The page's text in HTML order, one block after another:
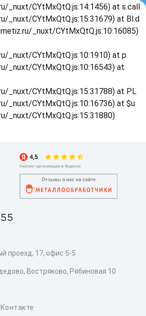
_nuxt/CYtMxQtQ.js:14:1456) at s.call
_nuxt/CYtMxQtQ.js:15:31679) at Bl.d
_nuxt/CYtMxQtQ.js:10:16085)
_nuxt/CYtMxQtQ.js:10:1910) at p
_nuxt/CYtMxQtQ.js:10:16543) at
_nuxt/CYtMxQtQ.js:15:31788) at PL
_nuxt/CYtMxQtQ.js:10:16736) at $u
_nuxt/CYtMxQtQ.js:15:31880)
проезд, 17, офис 5-5
Востряково, Рябиновая 10